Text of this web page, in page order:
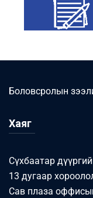
Боловсролын
Хаяг
Сүхбаатар
13 дугаар
Сав плаза